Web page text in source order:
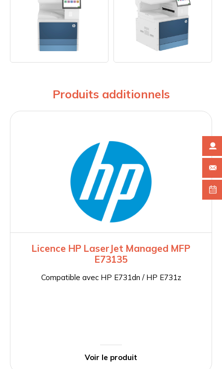
Produits additionnels
Licence HP LaserJet Managed MFP
E73135
Compatible avec HP E731dn / HP E731z
Voir le produit